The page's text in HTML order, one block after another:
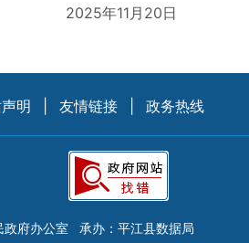
2025年11月20日
明 友情链接 政务热线
政府办公室
承办：平江县数据局